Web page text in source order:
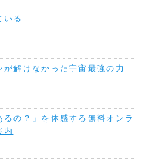
いる
が解けなかった宇宙最強の力
るの？」を体感する無料オンラ
内